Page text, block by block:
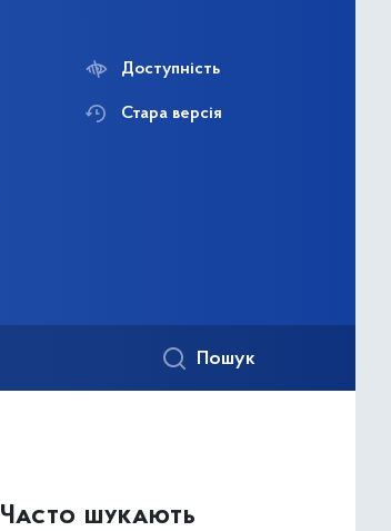
Доступність
Стара версія
Пошук
Часто шукають